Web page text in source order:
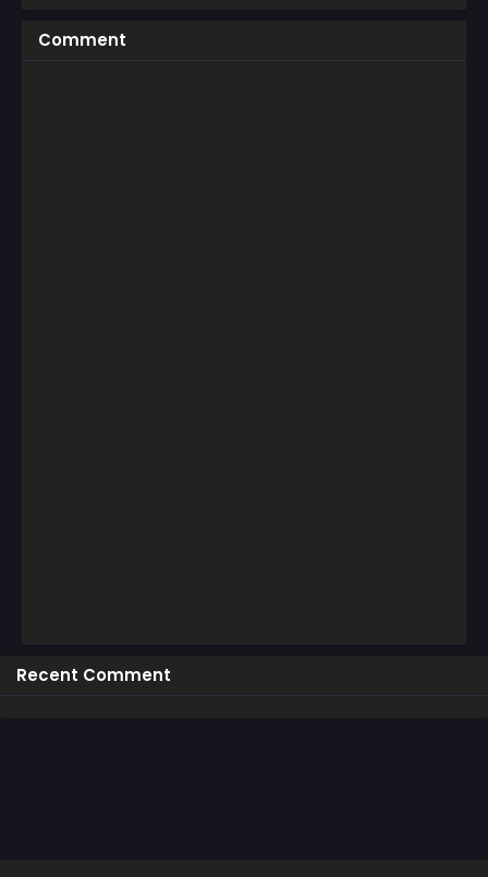
Comment
Recent Comment